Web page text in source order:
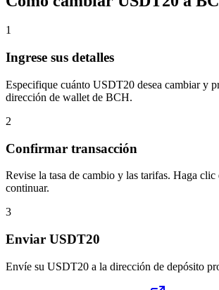
1
Ingrese sus detalles
Especifique cuánto USDT20 desea cambiar y
dirección de wallet de BCH.
2
Confirmar transacción
Revise la tasa de cambio y las tarifas. Haga clic
continuar.
3
Enviar USDT20
Envíe su USDT20 a la dirección de depósito